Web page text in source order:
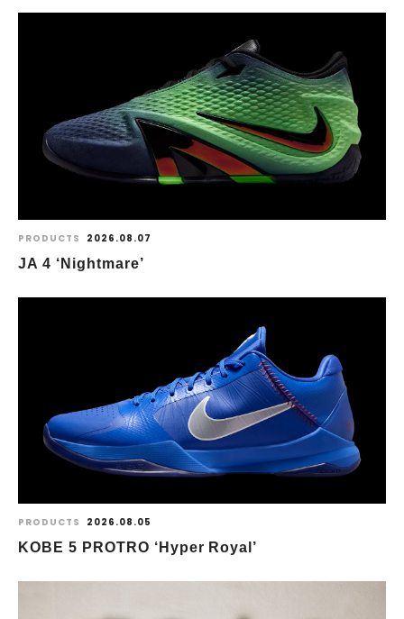
PRODUCTS 2026.08.07
JA 4 ‘Nightmare’
PRODUCTS 2026.08.05
KOBE 5 PROTRO ‘Hyper Royal’